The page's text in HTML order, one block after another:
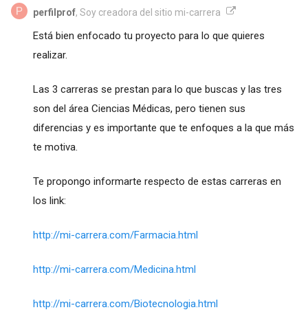
perfilprof, Soy creadora del sitio mi-carrera
Está bien enfocado tu proyecto para lo que quieres
realizar.
Las 3 carreras se prestan para lo que buscas y las tres
son del área Ciencias Médicas, pero tienen sus
diferencias y es importante que te enfoques a la que más
te motiva.
Te propongo informarte respecto de estas carreras en
los link:
http://mi-carrera.com/Farmacia.html
http://mi-carrera.com/Medicina.html
http://mi-carrera.com/Biotecnologia.html